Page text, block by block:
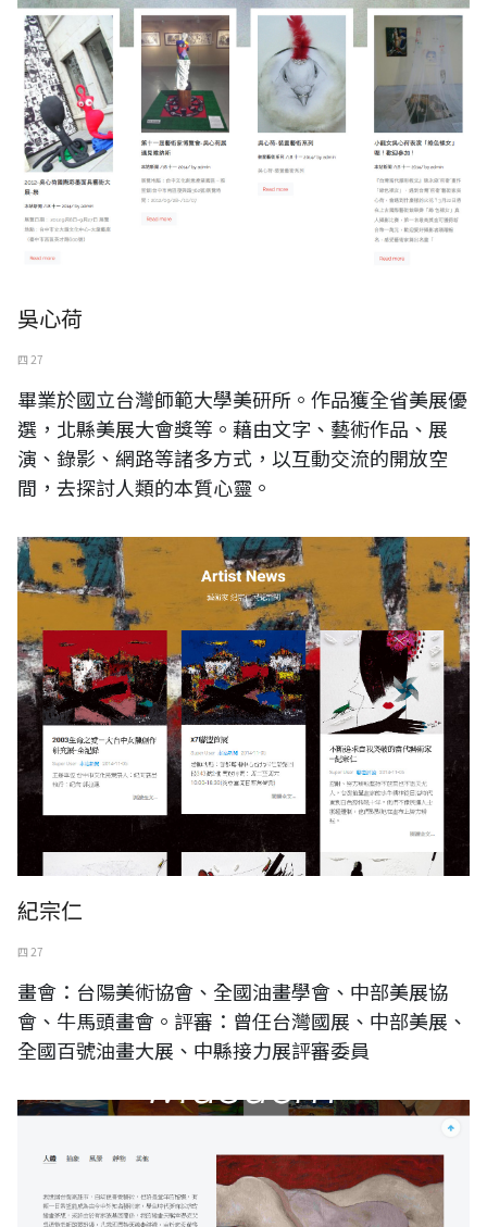
吳心荷
四 27
畢業於國立台灣師範大學美研所。作品獲全省美展優
選，北縣美展大會獎等。藉由文字、藝術作品、展
演、錄影、網路等諸多方式，以互動交流的開放空
間，去探討人類的本質心靈。
紀宗仁
四 27
畫會：台陽美術協會、全國油畫學會、中部美展協
會、牛馬頭畫會。評審：曾任台灣國展、中部美展、
全國百號油畫大展、中縣接力展評審委員